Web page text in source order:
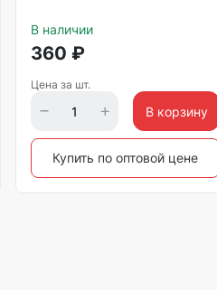
В наличии
360 ₽
Цена за шт.
В корзину
Купить по оптовой цене